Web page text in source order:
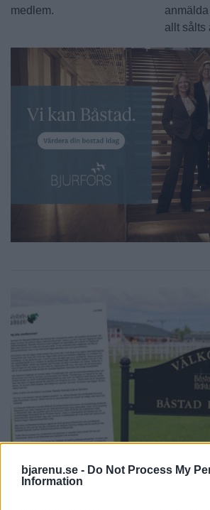
bjarenu.se - Do Not Process My
Information
medlem.
allt sålts
BÅSTAD 2026-08-04 KL. 10:56